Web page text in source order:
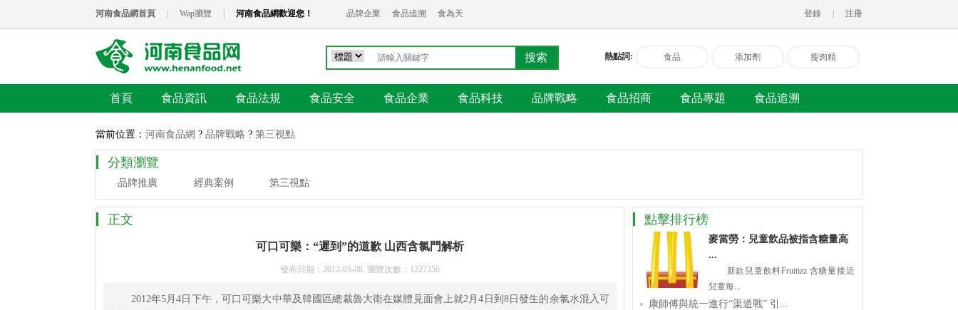
河南食品網首頁 Wap瀏覽 河南食品網歡迎您！ 品牌企業 食品追溯 食為天 登錄 注冊
熱點詞: 食品 添加劑 瘦肉精
首頁 食品資訊 食品法規 食品安全 食品企業 食品科技 品牌戰略 食品招商 食品專題 食品追溯
當前位置：河南食品網 ?品牌戰略 ?第三視點
分類瀏覽
品牌推廣 經典案例 第三視點
正文
可口可樂：“遲到”的道歉 山西含氯門解析
發布日期：2012-05-08 瀏覽次數： 1227356
2012年5月4日下午，可口可樂大中華及韓國區總裁魯大衛在媒體見面會上就2月4日到8日發生的余氯水混入可
點擊排行榜
麥當勞：兒童飲品被指含糖量高
...
新款兒童飲料Fruitizz 含糖量接近
兒童每...
康師傅與統一進行“渠道戰” 引...